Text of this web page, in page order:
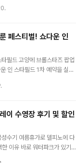
입 후 신청 했어요.가족회원 계
타필드 정문 분수대 앞으로
변경되었어요.목요일 오전에
, 구입하지 못했습니다.이미
...아니 미리 공지해 주던가. 어
는데 말이죠.아침 10시 오픈
이미 끝! 그래서 주말을 피해
에 봤더니, 굿즈샵이 끝났어
페스티벌! 쇼다운 인
필드 고양에 브롤스타즈 팝업
인 스타필드 1차 예약을 실패
예약 시간 5분 전 계속 새로
요.안성은 미리 준비해서 성
을 누르면 예약이 진행됩니
고 예약을 눌러보니 이미 예
지나서 확인해 보니 대기순번
지나도 대기순번 변화가 없
이 수영장 후기 및 할인
수기 여름휴가로 델피노에 다
이유 바로 워터파크가 있기